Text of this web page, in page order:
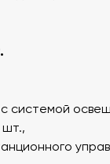
системой
шт.,